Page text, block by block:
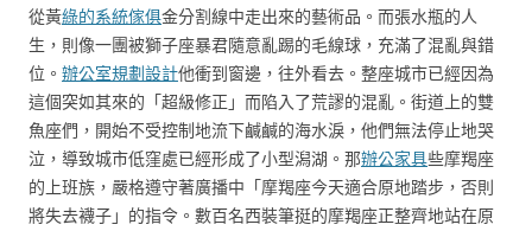
從黃綠的系統傢俱金分割線中走出來的藝術品。而張水瓶的人
生，則像一團被獅子座暴君隨意亂踢的毛線球，充滿了混亂與錯
位。 辦公室規劃設計他衝到窗邊，往外看去。整座城市已經因為
這個突如其來的「超級修正」而陷入了荒謬的混亂。街道上的雙
魚座們，開始不受控制地流下鹹鹹的海水淚，他們無法停止地哭
泣，導致城市低窪處已經形成了小型潟湖。那辦公家具些摩羯座
的上班族，嚴格遵守著廣播中「摩羯座今天適合原地踏步，否則
將失去襪子」的指令。數百名西裝筆挺的摩羯座正整齊地站在原